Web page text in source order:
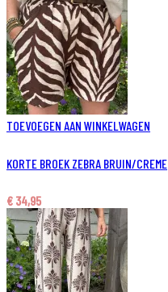
TOEVOEGEN AAN WINKELWAGEN
KORTE BROEK ZEBRA BRUIN/CREME
€ 34,95